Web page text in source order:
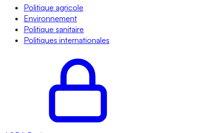
Politique agricole
Environnement
Politique sanitaire
Politiques internationales